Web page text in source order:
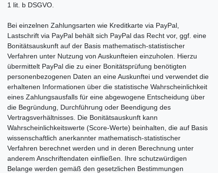
1 lit. b DSGVO.
Bei einzelnen Zahlungsarten wie Kreditkarte via PayPal,
Lastschrift via PayPal behält sich PayPal das Recht vor, ggf. eine
Bonitätsauskunft auf der Basis mathematisch-statistischer
Verfahren unter Nutzung von Auskunfteien einzuholen. Hierzu
übermittelt PayPal die zu einer Bonitätsprüfung benötigten
personenbezogenen Daten an eine Auskunftei und verwendet die
erhaltenen Informationen über die statistische Wahrscheinlichkeit
eines Zahlungsausfalls für eine abgewogene Entscheidung über
die Begründung, Durchführung oder Beendigung des
Vertragsverhältnisses. Die Bonitätsauskunft kann
Wahrscheinlichkeitswerte (Score-Werte) beinhalten, die auf Basis
wissenschaftlich anerkannter mathematisch-statistischer
Verfahren berechnet werden und in deren Berechnung unter
anderem Anschriftendaten einfließen. Ihre schutzwürdigen
Belange werden gemäß den gesetzlichen Bestimmungen